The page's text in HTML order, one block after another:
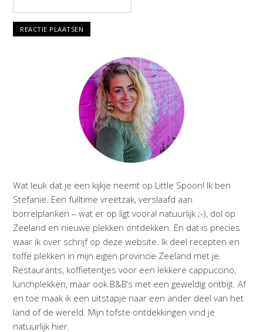
Wat leuk dat je een kijkje neemt op Little Spoon! Ik ben
Stefanie. Een fulltime vreetzak, verslaafd aan
borrelplanken – wat er op ligt vooral natuurlijk ;-), dol op
Zeeland en nieuwe plekken ontdekken. En dat is precies
waar ik over schrijf op deze website. Ik deel recepten en
toffe plekken in mijn eigen provincie Zeeland met je.
Restaurants, koffietentjes voor een lekkere cappuccino,
lunchplekken, maar ook B&B’s met een geweldig ontbijt. Af
en toe maak ik een uitstapje naar een ander deel van het
land of de wereld. Mijn tofste ontdekkingen vind je
natuurlijk hier.